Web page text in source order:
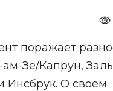
поражает
Зе/Капрун,
Инсбрук. О своем